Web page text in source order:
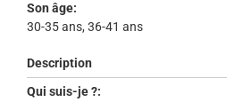
Son âge:
30-35 ans, 36-41 ans
Description
Qui suis-je ?: